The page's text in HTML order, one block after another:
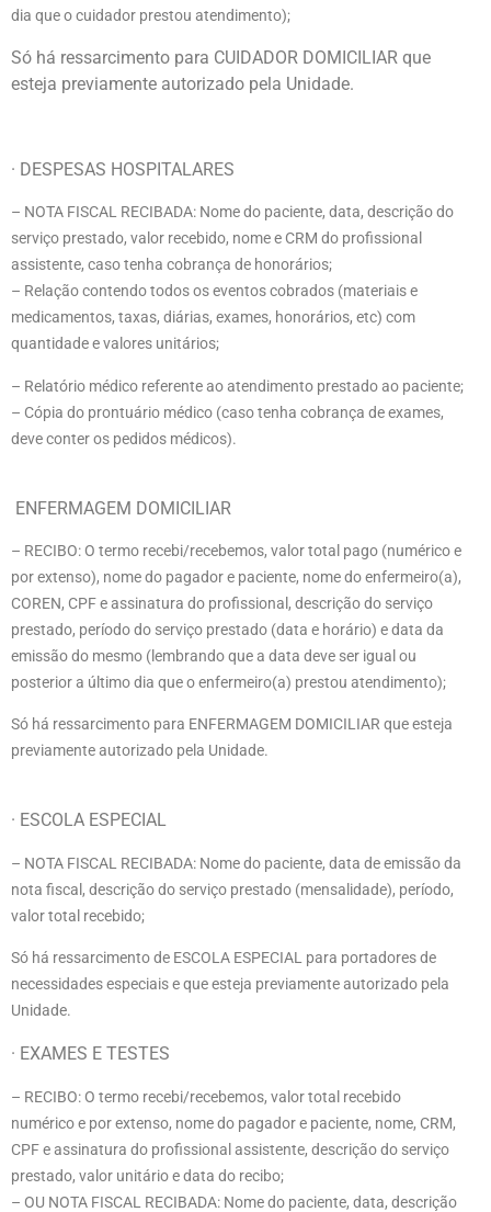
dia que ocuidador prestou atendimento);
Só há ressarcimento para CUIDADOR DOMICILIAR que
esteja previamente autorizado pela Unidade.
· DESPESAS HOSPITALARES
– NOTA FISCAL RECIBADA: Nome do paciente, data, descrição do
serviço prestado, valor recebido, nome e CRM do profissional
assistente, caso tenha cobrança de honorários;
– Relação contendo todos os eventos cobrados (materiais e
medicamentos, taxas, diárias, exames, honorários, etc) com
quantidade e valores unitários;
– Relatório médico referente ao atendimento prestado ao paciente;
– Cópia do prontuário médico (caso tenha cobrança de exames,
deve conter os pedidos médicos).
ENFERMAGEM DOMICILIAR
– RECIBO: O termo recebi/recebemos, valor total pago (numérico e
por extenso), nome do pagador e paciente, nome doenfermeiro(a),
COREN, CPF e assinatura do profissional, descrição do serviço
prestado, período do serviço prestado (data e horário) e data da
emissão do mesmo (lembrando que a data deve ser igual ou
posterior a último dia que o enfermeiro(a) prestou atendimento);
Só há ressarcimento para ENFERMAGEM DOMICILIAR que esteja
previamente autorizado pela Unidade.
· ESCOLA ESPECIAL
– NOTA FISCAL RECIBADA: Nome do paciente, data de emissão da
nota fiscal, descrição do serviço prestado (mensalidade), período,
valor total recebido;
Só há ressarcimento de ESCOLA ESPECIAL para portadores de
necessidades especiais e que esteja previamente autorizado pela
Unidade.
· EXAMES E TESTES
– RECIBO: O termo recebi/recebemos, valor total recebido
numérico e por extenso, nome do pagador e paciente, nome, CRM,
CPF e assinatura do profissional assistente, descrição do serviço
prestado, valor unitário e data do recibo;
– OU NOTA FISCAL RECIBADA: Nome do paciente, data, descrição